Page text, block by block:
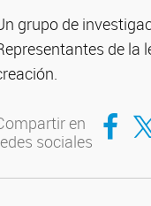
grupo de
de la
en
sociales